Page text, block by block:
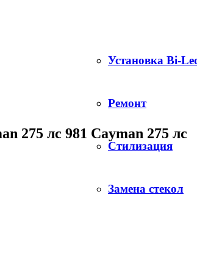
Установка Bi-
Ремонт
Стилизация
Замена стекол
275 лс 981 Cayman 275 лс